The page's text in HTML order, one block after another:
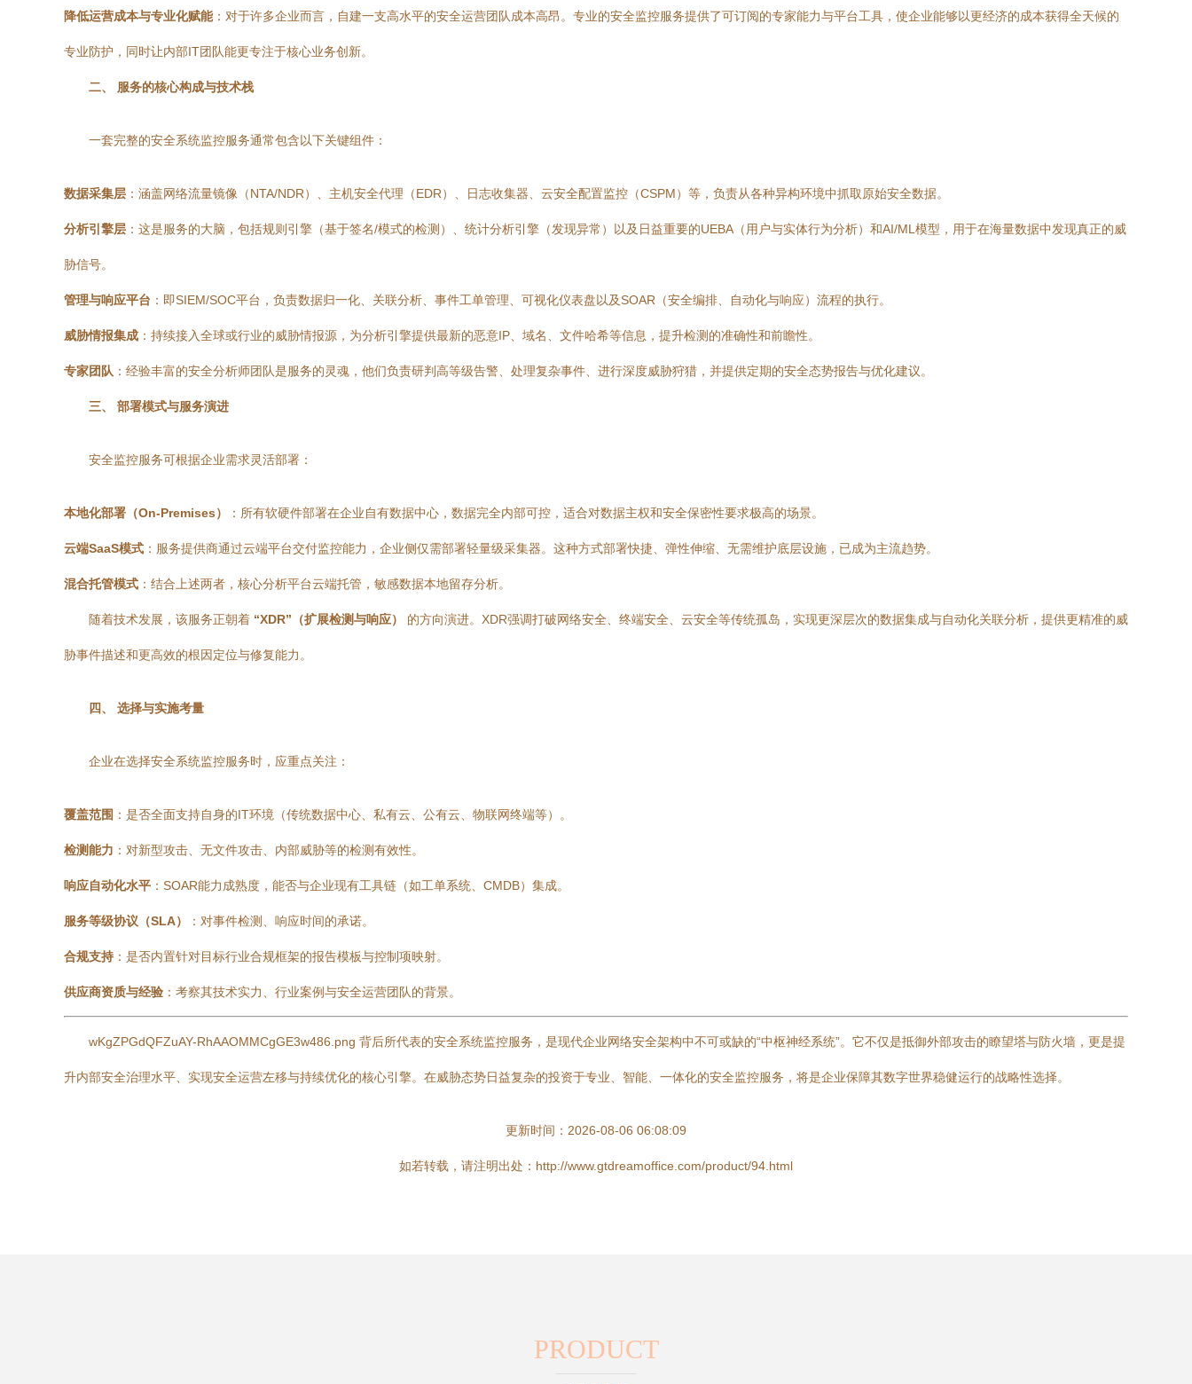
降低运营成本与专业化赋能：对于许多企业而言，自建一支高水平的安全运营团队成本高昂。专业的安全监控服务提供了可订阅的专家能力与平台工具，使企业能够以更经济的成本获得全天候的
专业防护，同时让内部IT团队能更专注于核心业务创新。
二、 服务的核心构成与技术栈
一套完整的安全系统监控服务通常包含以下关键组件：
数据采集层 ：涵盖网络流量镜像（NTA/NDR）、主机安全代理（EDR）、日志收集器、云安全配置监控（CSPM）等，负责从各种异构环境中抓取原始安全数据。
分析引擎层 ：这是服务的大脑，包括规则引擎（基于签名/模式的检测）、统计分析引擎（发现异常）以及日益重要的UEBA（用户与实体行为分析）和AI/ML模型，用于在海量数据中发现真正的威
胁信号。
管理与响应平台 ：即SIEM/SOC平台，负责数据归一化、关联分析、事件工单管理、可视化仪表盘以及SOAR（安全编排、自动化与响应）流程的执行。
威胁情报集成 ：持续接入全球或行业的威胁情报源，为分析引擎提供最新的恶意IP、域名、文件哈希等信息，提升检测的准确性和前瞻性。
专家团队 ：经验丰富的安全分析师团队是服务的灵魂，他们负责研判高等级告警、处理复杂事件、进行深度威胁狩猎，并提供定期的安全态势报告与优化建议。
三、 部署模式与服务演进
安全监控服务可根据企业需求灵活部署：
本地化部署（On-Premises） ：所有软硬件部署在企业自有数据中心，数据完全内部可控，适合对数据主权和安全保密性要求极高的场景。
云端SaaS模式 ：服务提供商通过云端平台交付监控能力，企业侧仅需部署轻量级采集器。这种方式部署快捷、弹性伸缩、无需维护底层设施，已成为主流趋势。
混合托管模式 ：结合上述两者，核心分析平台云端托管，敏感数据本地留存分析。
随着技术发展，该服务正朝着 “XDR”（扩展检测与响应） 的方向演进。XDR强调打破网络安全、终端安全、云安全等传统孤岛，实现更深层次的数据集成与自动化关联分析，提供更精准的威
胁事件描述和更高效的根因定位与修复能力。
四、 选择与实施考量
企业在选择安全系统监控服务时，应重点关注：
覆盖范围 ：是否全面支持自身的IT环境（传统数据中心、私有云、公有云、物联网终端等）。
检测能力 ：对新型攻击、无文件攻击、内部威胁等的检测有效性。
响应自动化水平 ：SOAR能力成熟度，能否与企业现有工具链（如工单系统、CMDB）集成。
服务等级协议（SLA） ：对事件检测、响应时间的承诺。
合规支持 ：是否内置针对目标行业合规框架的报告模板与控制项映射。
供应商资质与经验 ：考察其技术实力、行业案例与安全运营团队的背景。
wKgZPGdQFZuAY-RhAAOMMCgGE3w486.png 背后所代表的安全系统监控服务，是现代企业网络安全架构中不可或缺的“中枢神经系统”。它不仅是抵御外部攻击的瞭望塔与防火墙，更是提
升内部安全治理水平、实现安全运营左移与持续优化的核心引擎。在威胁态势日益复杂的投资于专业、智能、一体化的安全监控服务，将是企业保障其数字世界稳健运行的战略性选择。
更新时间：2026-08-06 06:08:09
如若转载，请注明出处：http://www.gtdreamoffice.com/product/94.html
PRODUCT